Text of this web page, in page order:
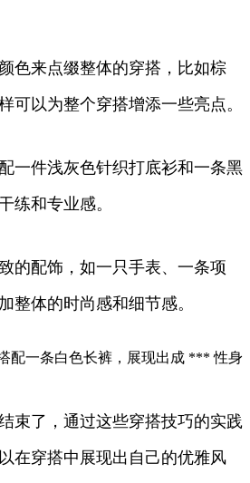
色来点缀整体的穿搭，比如棕
可以为整个穿搭增添一些亮点。
一件浅灰色针织打底衫和一条黑
练和专业感。
的配饰，如一只手表、一条项
整体的时尚感和细节感。
配一条白色长裤，展现出成 *** 性身
束了，通过这些穿搭技巧的实践
在穿搭中展现出自己的优雅风